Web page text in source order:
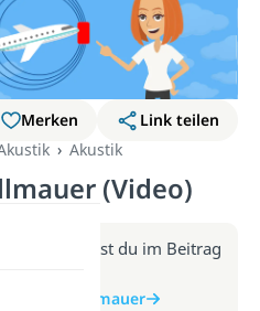
Merken
Link teilen
Akustik
(Video)
Infos erhältst du im Beitrag
Schallmauer